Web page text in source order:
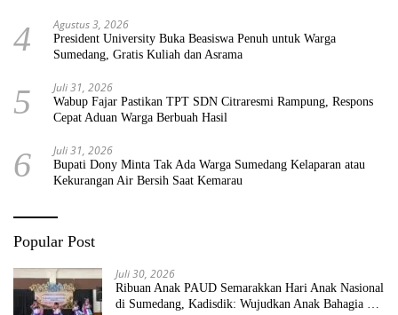
4 Agustus 3, 2026
President University Buka Beasiswa Penuh untuk Warga
Sumedang, Gratis Kuliah dan Asrama
5 Juli 31, 2026
Wabup Fajar Pastikan TPT SDN Citraresmi Rampung, Respons
Cepat Aduan Warga Berbuah Hasil
6 Juli 31, 2026
Bupati Dony Minta Tak Ada Warga Sumedang Kelaparan atau
Kekurangan Air Bersih Saat Kemarau
Popular Post
Juli 30, 2026
Ribuan Anak PAUD Semarakkan Hari Anak Nasional
di Sumedang, Kadisdik: Wujudkan Anak Bahagia dan